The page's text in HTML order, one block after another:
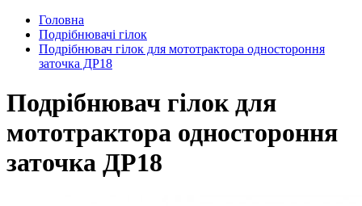
Головна
Подрібнювачі гілок
Подрібнювач гілок для мототрактора одностороння
заточка ДР18
Подрібнювач гілок для
мототрактора одностороння
заточка ДР18